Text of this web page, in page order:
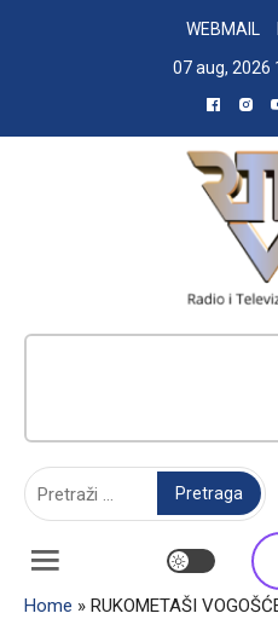
WEBMAIL
07 aug, 2026
Home » RUKOMETAŠI